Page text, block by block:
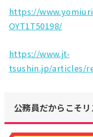
https://
OYT1T50198/
https://www.jt-
tsushin.jp/articles/
公務員だからこそ